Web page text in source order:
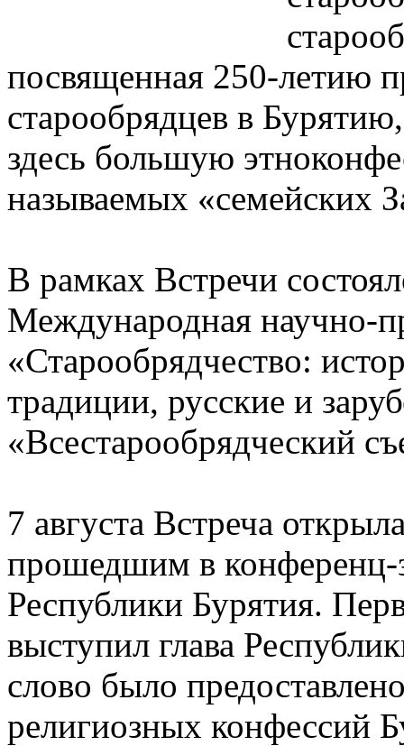
посвященная 250-летию
старообрядцев в
здесь большую
называемых «семейских
В рамках Встречи
Международная научно-
«Старообрядчество:
традиции, русские и
«Всестарообрядческий
7 августа Встреча
прошедшим в конференц-
Республики Бурятия.
выступил глава
слово было
религиозных конфессий